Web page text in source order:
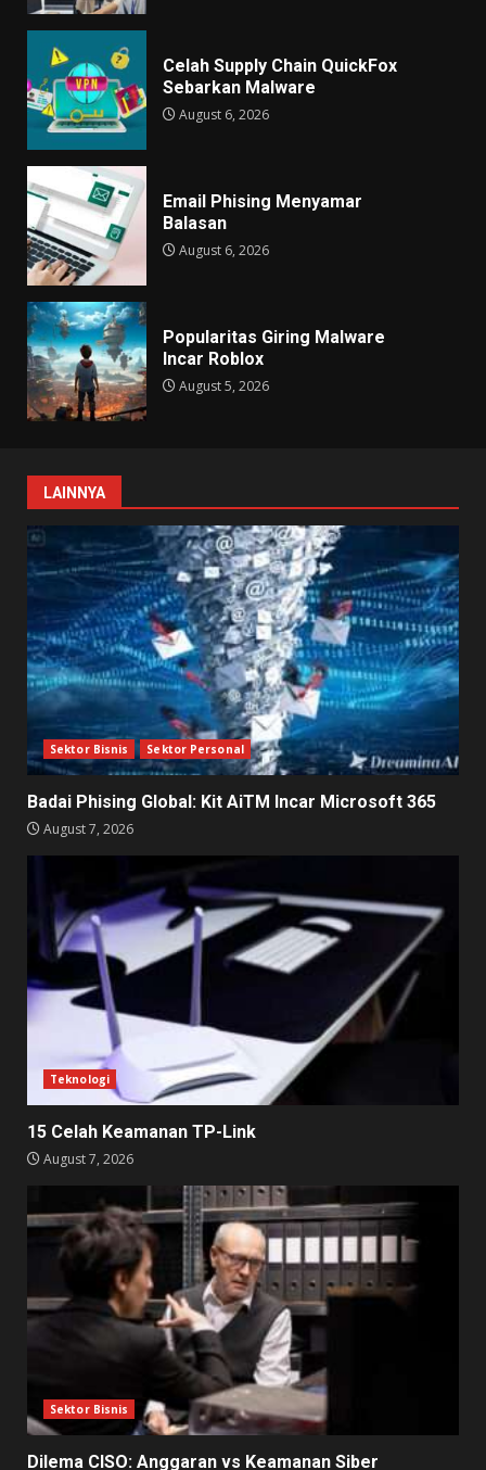
Celah Supply Chain QuickFox
Sebarkan Malware
August 6, 2026
Email Phising Menyamar
Balasan
August 6, 2026
Popularitas Giring Malware
Incar Roblox
August 5, 2026
LAINNYA
Sektor Bisnis Sektor Personal
Badai Phising Global: Kit AiTM Incar Microsoft 365
August 7, 2026
Teknologi
15 Celah Keamanan TP-Link
August 7, 2026
Sektor Bisnis
Dilema CISO: Anggaran vs Keamanan Siber